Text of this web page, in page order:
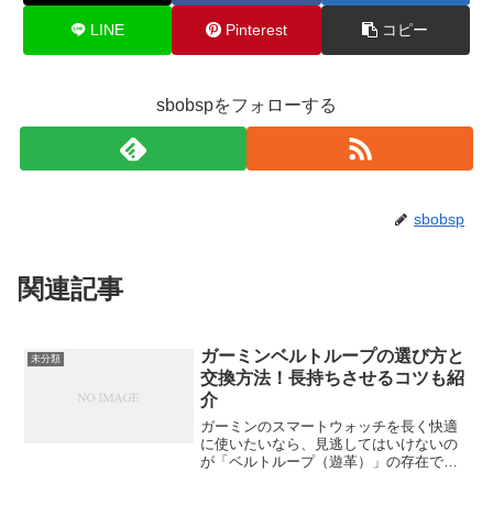
LINE Pinterest コピー
sbobspをフォローする
sbobsp
関連記事
未分類
ガーミンベルトループの選び方と
交換方法！長持ちさせるコツも紹
介
ガーミンのスマートウォッチを長く快適
に使いたいなら、見逃してはいけないの
が「ベルトループ（遊革）」の存在で